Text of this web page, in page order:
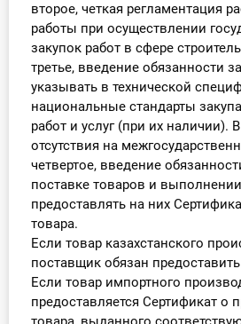
Учет по отраслям
Юридический помощник
Интернет-магазин
О Системе
Обучение
Тарифы
Тестирование для
бухгалтера
второе, четкая регламентация
работы при осуществлении
закупок работ в сфере
третье, введение обязанности
указывать в технической
национальные стандарты
работ и услуг (при их наличии).
отсутствия на
четвертое, введение
поставке товаров и
предоставлять на них
товара.
Если товар казахстанского
поставщик обязан
Если товар импортного
предоставляется Сертификат о